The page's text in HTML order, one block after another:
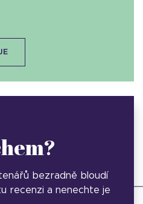
bezradně bloudí
recenzi a nenechte je